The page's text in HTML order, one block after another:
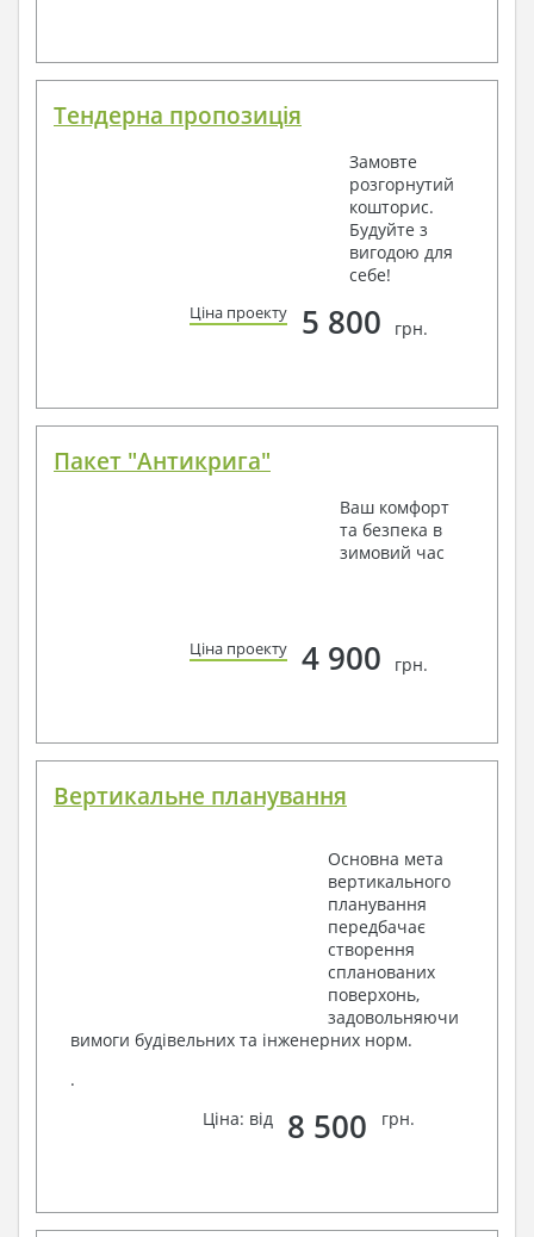
Тендерна пропозиція
Замовте
розгорнутий
кошторис.
Будуйте з
вигодою для
себе!
Ціна проекту 5 800 грн.
Пакет "Антикрига"
Ваш комфорт
та безпека в
зимовий час
Ціна проекту 4 900 грн.
Вертикальне планування
Основна мета
вертикального
планування
передбачає
створення
спланованих
поверхонь,
задовольняючи
вимоги будівельних та інженерних норм.
.
Ціна: від
8 500 грн.